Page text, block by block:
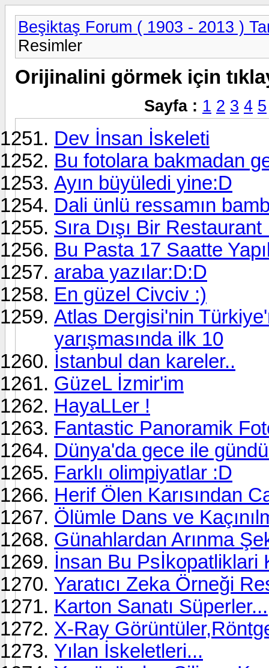
Beşiktaş Forum ( 1903 - 2013 )
Resimler
Orijinalini görmek için
Sayfa : 1 2 3 4 5
Dev İnsan İskeleti
Bu fotolara bakmadan
Ayın büyüledi yine:D
Dali ünlü ressamın
Sıra Dışı Bir Restaurant
Bu Pasta 17 Saatte
araba yazılar:D:D
En güzel Civciv :)
Atlas Dergisi'nin
yarışmasında ilk 10
İstanbul dan kareler..
GüzeL İzmir'im
HayaLLer !
Fantastic Panoramik
Dünya'da gece ile
Farklı olimpiyatlar :D
Herif Ölen Karısından
Ölümle Dans ve
Günahlardan Arınma
İnsan Bu Psİkopatliklari
Yaratıcı Zeka Örneği
Karton Sanatı Süperler...
X-Ray
Yılan İskeletleri...